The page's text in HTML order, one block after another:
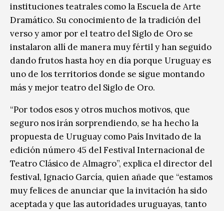
instituciones teatrales como la Escuela de Arte
Dramático. Su conocimiento de la tradición del
verso y amor por el teatro del Siglo de Oro se
instalaron allí de manera muy fértil y han seguido
dando frutos hasta hoy en día porque Uruguay es
uno de los territorios donde se sigue montando
más y mejor teatro del Siglo de Oro.
“Por todos esos y otros muchos motivos, que
seguro nos irán sorprendiendo, se ha hecho la
propuesta de Uruguay como País Invitado de la
edición número 45 del Festival Internacional de
Teatro Clásico de Almagro”, explica el director del
festival, Ignacio García, quien añade que “estamos
muy felices de anunciar que la invitación ha sido
aceptada y que las autoridades uruguayas, tanto